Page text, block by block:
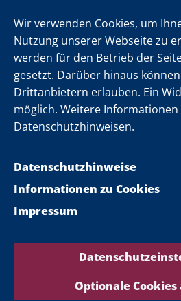
Wir verwenden Cookies, um
Nutzung unserer Webseite zu
werden für den Betrieb der
gesetzt. Darüber hinaus
Drittanbietern erlauben. Ein
möglich. Weitere Informationen
Datenschutzhinweisen.
Datenschutzhinweise
Impressum
Informationen zu Cookies
Optionale Cookies
Folgen Sie uns